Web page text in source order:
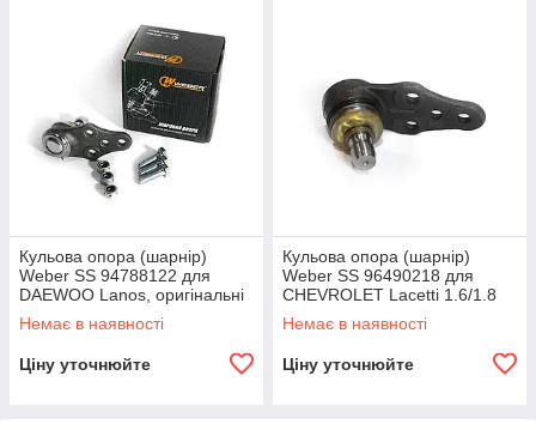
Кульова опора (шарнір)
Weber SS 94788122 для
DAEWOO Lanos, оригінальні
номери: 94788122.
Немає в наявності
Ціну уточнюйте
Кульова опора (шарнір)
Weber SS 96490218 для
CHEVROLET Lacetti 1.6/1.8
16V, оригінальні номери:
96490218.
Немає в наявності
Ціну уточнюйте